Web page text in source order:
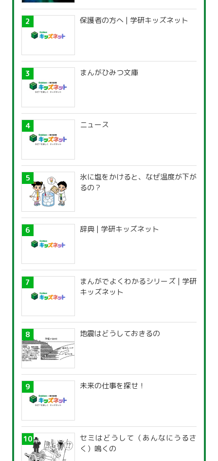
保護者の方へ | 学研キッズネット
まんがひみつ文庫
ニュース
氷に塩をかけると、なぜ温度が下が
るの？
辞典 | 学研キッズネット
まんがでよくわかるシリーズ | 学研
キッズネット
地震はどうしておきるの
未来の仕事を探せ！
セミはどうして（あんなにうるさ
く）鳴くの